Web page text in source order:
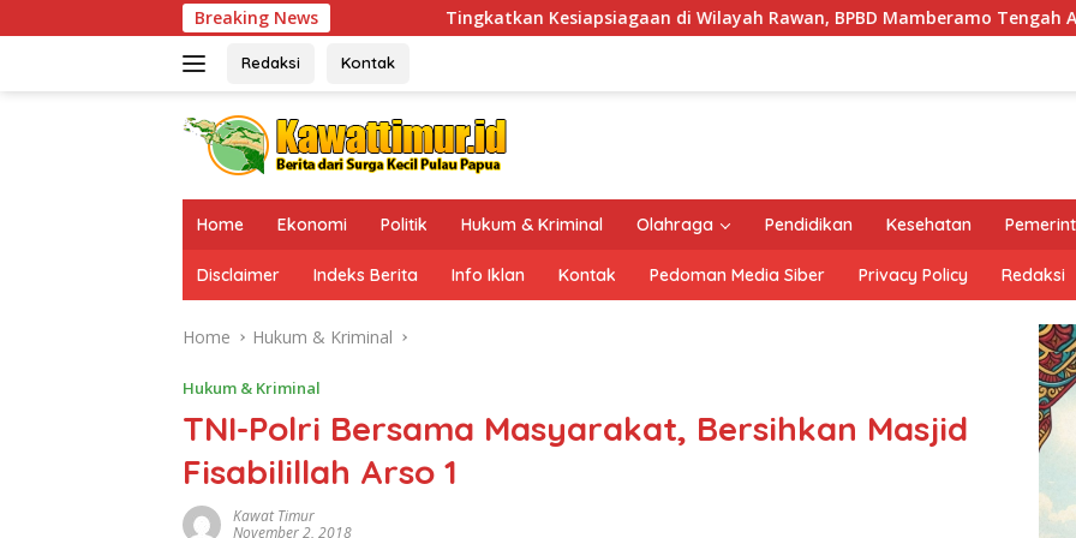
to
Breaking News
Tingkatkan Kesiapsiagaan di Wilayah Rawan, BPBD Mamberamo Tengah Arahkan Pembentukan Tim
Redaksi Kontak
Home Ekonomi Politik Hukum & Kriminal Olahraga Pendidikan Kesehatan
Disclaimer Indeks Berita Info Iklan Kontak Pedoman Media Siber Privacy Policy Redaksi
Home Hukum & Kriminal
Hukum & Kriminal
TNI-Polri Bersama Masyarakat, Bersihkan Masjid
Fisabilillah Arso 1
Kawat Timur
November 2, 2018